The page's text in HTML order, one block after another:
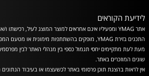
לידיעת הקוראים
אתר YMAG ומפעיליו אינם אחראים למוצר המוצג לעיל, רכישתו ו/או כל שימוש בנוגע אליו.
התכנים בזירת YMAG, מופקים בהשתתפות מימונית או מטעם המפרסמים, שמוזכרים במסגרתם.
מעת לעת מתקיימים יחסי תגמול כספי בין מנהלי האתר לבין
שונים המוזכרים באתר.
אין לראות בהצגת תוכן פרסומי באתר לכשעצמו או בעיבוד